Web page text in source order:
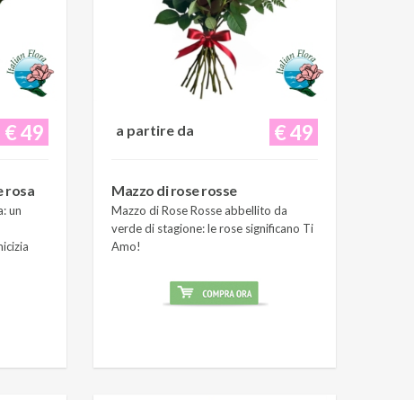
€ 49
rosa
un
€ 49
a partire da
Mazzo di rose rosse
Mazzo di Rose Rosse abbellito da
verde di stagione: le rose significano Ti
Amo!